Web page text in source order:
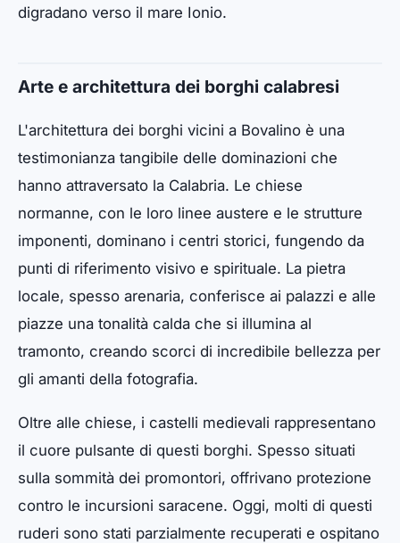
digradano verso il mare Ionio.
Arte e architettura dei borghi calabresi
L'architettura dei borghi vicini a Bovalino è una
testimonianza tangibile delle dominazioni che
hanno attraversato la Calabria. Le chiese
normanne, con le loro linee austere e le strutture
imponenti, dominano i centri storici, fungendo da
punti di riferimento visivo e spirituale. La pietra
locale, spesso arenaria, conferisce ai palazzi e alle
piazze una tonalità calda che si illumina al
tramonto, creando scorci di incredibile bellezza per
gli amanti della fotografia.
Oltre alle chiese, i castelli medievali rappresentano
il cuore pulsante di questi borghi. Spesso situati
sulla sommità dei promontori, offrivano protezione
contro le incursioni saracene. Oggi, molti di questi
ruderi sono stati parzialmente recuperati e ospitano